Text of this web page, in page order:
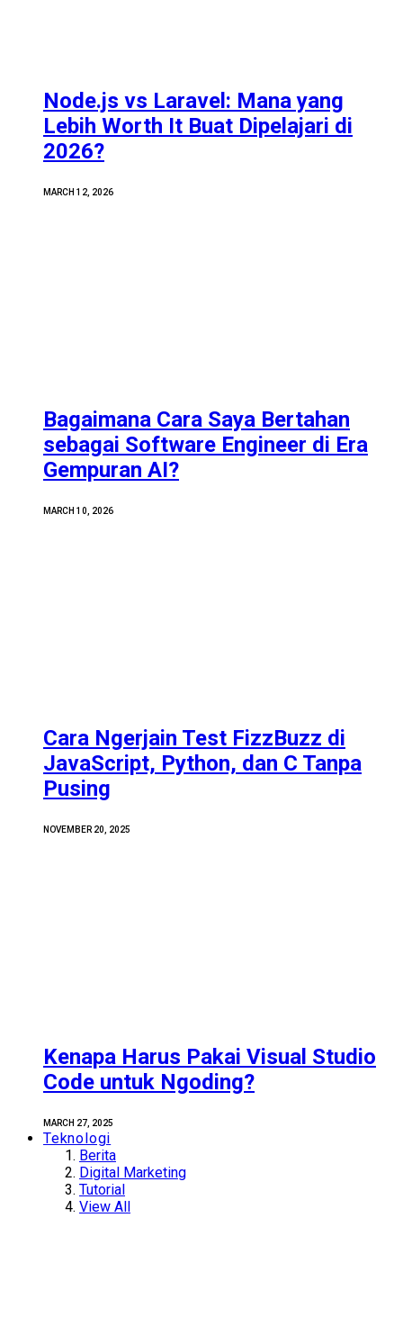
Node.js vs Laravel: Mana yang
Lebih Worth It Buat Dipelajari di
2026?
MARCH 12, 2026
Bagaimana Cara Saya Bertahan
sebagai Software Engineer di Era
Gempuran AI?
MARCH 10, 2026
Cara Ngerjain Test FizzBuzz di
JavaScript, Python, dan C Tanpa
Pusing
NOVEMBER 20, 2025
Kenapa Harus Pakai Visual Studio
Code untuk Ngoding?
MARCH 27, 2025
Teknologi
Berita
Digital Marketing
Tutorial
View All